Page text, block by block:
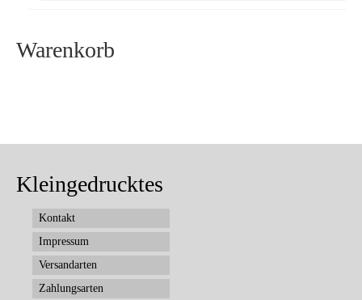
Warenkorb
Kleingedrucktes
Kontakt
Impressum
Versandarten
Zahlungsarten